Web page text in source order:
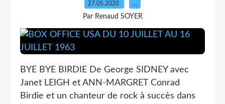
27.05.2020 …
Par Renaud SOYER
BYE BYE BIRDIE De George SIDNEY avec
Janet LEIGH et ANN-MARGRET Conrad
Birdie et un chanteur de rock à succès dans